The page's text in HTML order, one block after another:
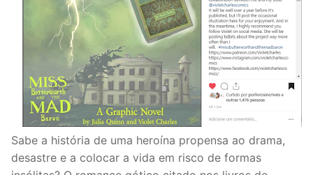
Sabe a história de uma heroína propensa ao drama,
desastre e a colocar a vida em risco de formas